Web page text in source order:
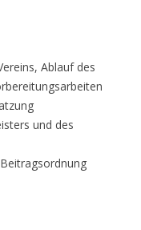
Ablauf des
und des